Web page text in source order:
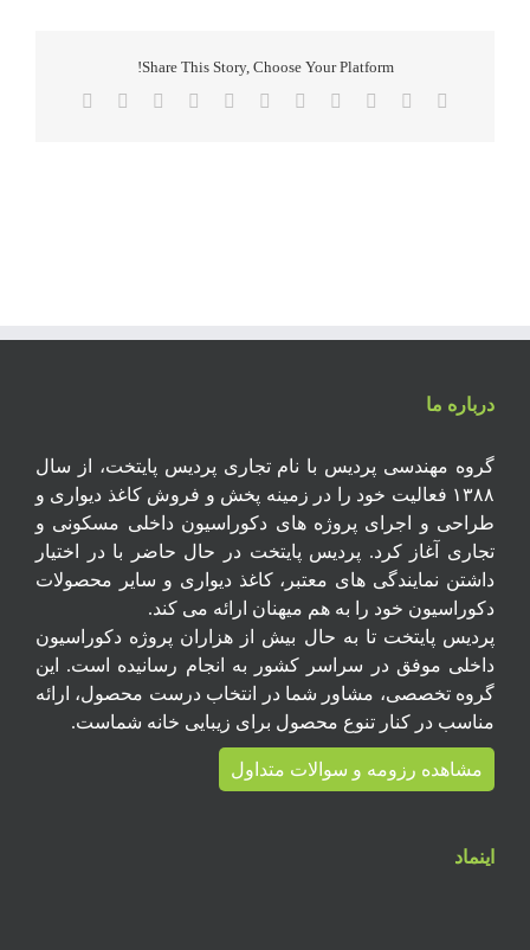
Share This Story, Choose Your Platform!
Facebook
Twitter
Reddit
LinkedIn
WhatsApp
Telegram
Tumblr
Pinterest
Xing
درباره ما
گروه مهندسی پردیس با نام تجاری پردیس پایتخت، از سال
۱۳۸۸ فعالیت خود را در زمینه پخش و فروش کاغذ دیواری و
طراحی و اجرای پروژه های دکوراسیون داخلی مسکونی و
تجاری آغاز کرد. پردیس پایتخت در حال حاضر با در اختیار
داشتن نمایندگی های معتبر، کاغذ دیواری و سایر محصولات
دکوراسیون خود را به هم میهنان ارائه می کند.
پردیس پایتخت تا به حال بیش از هزاران پروژه دکوراسیون
داخلی موفق در سراسر کشور به انجام رسانیده است. این
گروه تخصصی، مشاور شما در انتخاب درست محصول، ارائه
مناسب در کنار تنوع محصول برای زیبایی خانه شماست.
مشاهده رزومه و سوالات متداول
اینماد